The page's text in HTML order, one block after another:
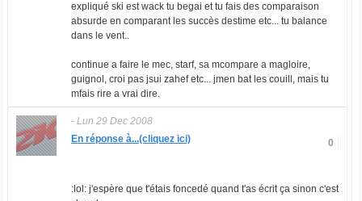
expliqué ski est wack tu begai et tu fais des comparaison
absurde en comparant les succès destime etc... tu balance
dans le vent..
continue a faire le mec, starf, sa mcompare a magloire,
guignol, croi pas jsui zahef etc... jmen bat les couill, mais tu
mfais rire a vrai dire.
- Lun 29 Dec 2008
0
En réponse à...(cliquez ici)
:lol: j'espère que t'étais foncedé quand t'as écrit ça sinon c'est